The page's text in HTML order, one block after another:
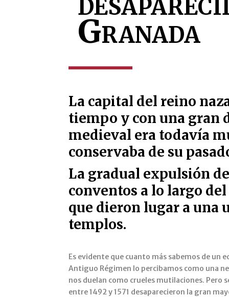
Granada
La capital del reino
tiempo y con una gran
medieval era todavía
conservaba de su
La gradual expulsión
conventos a lo largo
que dieron lugar a una
templos.
Es evidente que cuanto más sabemos de un
Antiguo Régimen lo percibamos como una
nos duelan como crueles mutilaciones. Pero
entre 1492 y 1571 desaparecieron la gran